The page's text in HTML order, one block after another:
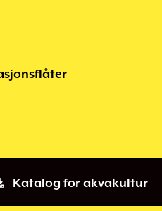
Katalog for akvakultur